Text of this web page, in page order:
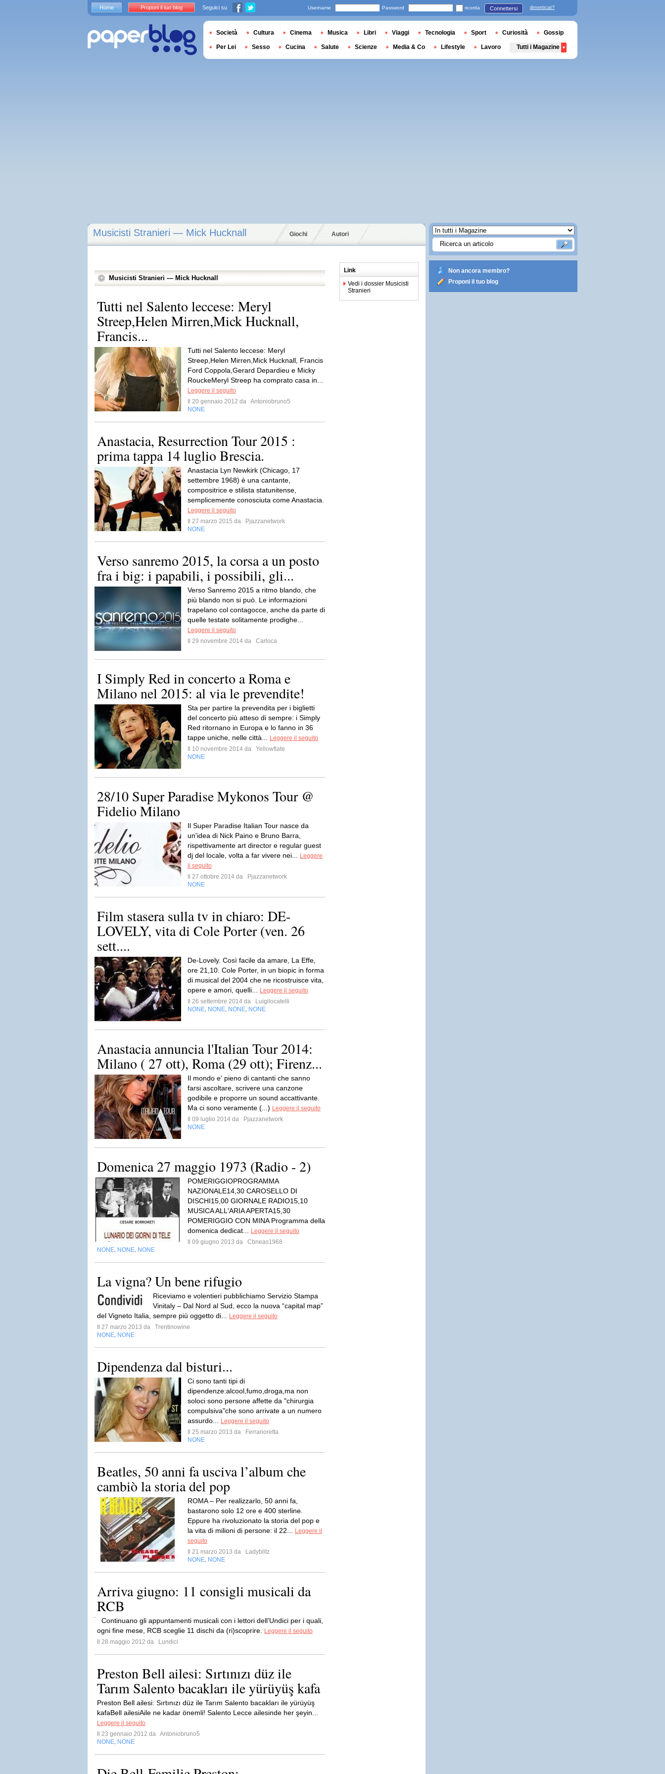
Musicisti Stranieri — Mick Hucknall Giochi Autori
Musicisti Stranieri — Mick Hucknall
Tutti nel Salento leccese: Meryl
Streep,Helen Mirren,Mick Hucknall,
Francis...
Tutti nel Salento leccese: Meryl
Streep,Helen Mirren,Mick Hucknall, Francis
Ford Coppola,Gerard Depardieu e Micky
RouckeMeryl Streep ha comprato casa in...
Leggere il seguito
Il 20 gennaio 2012 da Antoniobruno5
NONE
Anastacia, Resurrection Tour 2015 :
prima tappa 14 luglio Brescia.
Anastacia Lyn Newkirk (Chicago, 17
settembre 1968) è una cantante,
compositrice e stilista statunitense,
semplicemente conosciuta come Anastacia.
Leggere il seguito
Il 27 marzo 2015 da
Pjazzanetwork
NONE
Verso sanremo 2015, la corsa a un posto
fra i big: i papabili, i possibili, gli...
Verso Sanremo 2015 a ritmo blando, che
più blando non si può. Le informazioni
trapelano col contagocce, anche da parte di
quelle testate solitamente prodighe...
Leggere il seguito
Il 29 novembre 2014 da
Carloca
I Simply Red in concerto a Roma e
Milano nel 2015: al via le prevendite!
Sta per partire la prevendita per i biglietti
del concerto più atteso di sempre: i Simply
Red ritornano in Europa e lo fanno in 36
tappe uniche, nelle città...
Leggere il seguito
Il 10 novembre 2014 da
Yellowflate
NONE
28/10 Super Paradise Mykonos Tour @
Fidelio Milano
Il Super Paradise Italian Tour nasce da
un'idea di Nick Paino e Bruno Barra,
rispettivamente art director e regular guest
dj del locale, volta a far vivere nei...
Leggere
il seguito
Il 27 ottobre 2014 da
Pjazzanetwork
NONE
Film stasera sulla tv in chiaro: DE-
LOVELY, vita di Cole Porter (ven. 26
sett....
De-Lovely. Così facile da amare, La Effe,
ore 21,10. Cole Porter, in un biopic in forma
di musical del 2004 che ne ricostruisce vita,
opere e amori, quelli...
Leggere il seguito
Il 26 settembre 2014 da
Luigilocatelli
NONE NONE NONE NONE
Anastacia annuncia l'Italian Tour 2014:
Milano ( 27 ott), Roma (29 ott); Firenz...
Il mondo e' pieno di cantanti che sanno
farsi ascoltare, scrivere una canzone
godibile e proporre un sound accattivante.
Ma ci sono veramente (...) Leggere il seguito
Il 09 luglio 2014 da
Pjazzanetwork
NONE
Domenica 27 maggio 1973 (Radio - 2)
POMERIGGIOPROGRAMMA
NAZIONALE14,30 CAROSELLO DI
DISCHI15,00 GIORNALE RADIO15,10
MUSICA ALL'ARIA APERTA15,30
POMERIGGIO CON MINA Programma della
domenica dedicat...
Leggere il seguito
Il 09 giugno 2013 da
Cbneas1968
NONE NONE NONE
La vigna? Un bene rifugio
Riceviamo e volentieri pubblichiamo Servizio Stampa
Vinitaly – Dal Nord al Sud, ecco la nuova “capital map”
del Vigneto Italia, sempre più oggetto di...
Leggere il seguito
Il 27 marzo 2013 da
Trentinowine
NONE NONE
Dipendenza dal bisturi...
Ci sono tanti tipi di
dipendenze:alcool,fumo,droga,ma non
soloci sono persone affette da "chirurgia
compulsiva"che sono arrivate a un numero
assurdo...
Leggere il seguito
Il 25 marzo 2013 da
Ferrarioretta
NONE
Beatles, 50 anni fa usciva l’album che
cambiò la storia del pop
ROMA – Per realizzarlo, 50 anni fa,
bastarono solo 12 ore e 400 sterline.
Eppure ha rivoluzionato la storia del pop e
la vita di milioni di persone: il 22...
Leggere il
seguito
Il 21 marzo 2013 da
Ladyblitz
NONE NONE
Arriva giugno: 11 consigli musicali da
RCB
Continuano gli appuntamenti musicali con i lettori dell’Undici per i quali,
ogni fine mese, RCB sceglie 11 dischi da (ri)scoprire.
Leggere il seguito
Il 28 maggio 2012 da
Lundici
Preston Bell ailesi: Sırtınızı düz ile
Tarım Salento bacakları ile yürüyüş kafa
Preston Bell ailesi: Sırtınızı düz ile Tarım Salento bacakları ile yürüyüş
kafaBell ailesiAile ne kadar önemli! Salento Lecce ailesinde her şeyin...
Leggere il seguito
Il 23 gennaio 2012 da Antoniobruno5
NONE NONE
Link
Vedi i dossier Musicisti
Stranieri
Non ancora membro?
Proponi il tuo blog
Home Proponi il tuo blog Seguici su Username Password ricorda Connettersi dimenticati?
Società Cultura Cinema Musica Libri Viaggi Tecnologia Sport Curiosità Gossip
Per Lei Sesso Cucina Salute Scienze Media & Co Lifestyle Lavoro Tutti i Magazine